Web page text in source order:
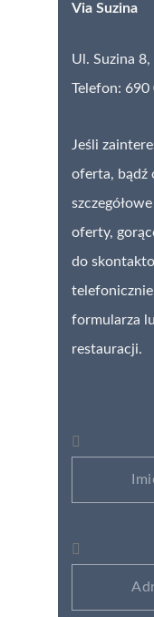
Via Suzina
Ul. Suzina 8,
Telefon: 690
Jeśli
oferta, bądź
oferty,
do
formularza
restauracji.